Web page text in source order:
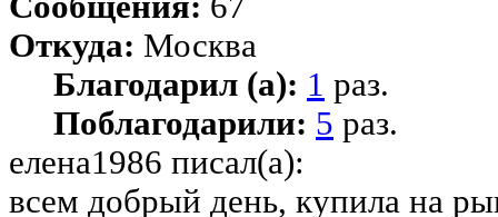
Откуда: Москва
Благодарил (а): 1 раз.
Поблагодарили: 5 раз.
елена1986 писал(а):
всем добрый день, купила на